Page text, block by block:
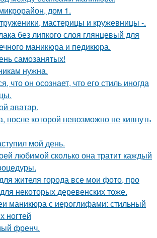
дом 1.
мастерицы и кружевницы -.
без липкого слоя глянцевый для
маникюра и педикюра.
самозанятых!
нужна.
что он осознает, что его стиль иногда
аватар.
после которой невозможно не кивнуть
мой день.
любимой сколько она тратит каждый
жителя города все мои фото, про
некоторых деревенских тоже.
маникюра с иероглифами: стильный
ногтей
френч.